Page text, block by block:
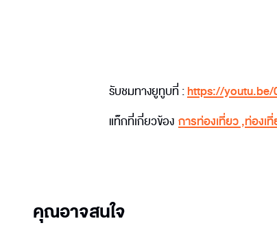
รับชมทางยูทูบที่ :https://
แท็กที่เกี่ยวข้อง การท่องเที่ยว,ท่องเ
คุณอาจสนใจ